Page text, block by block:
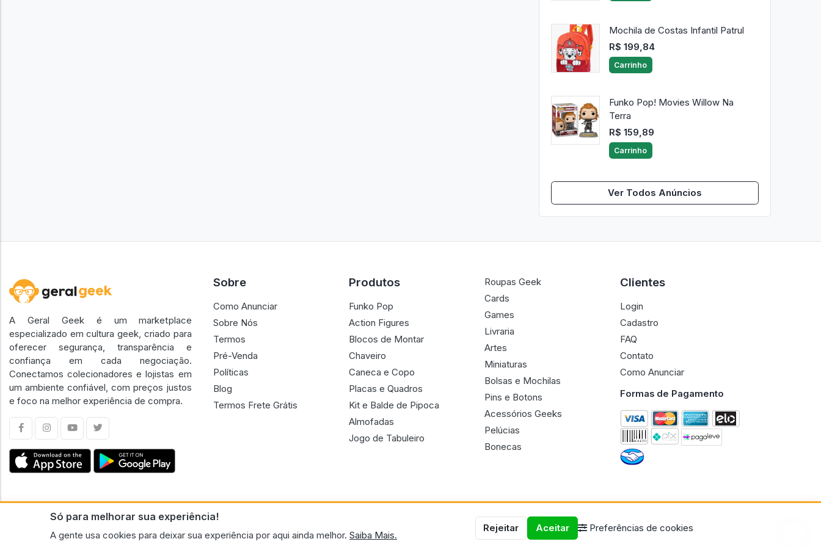
Mochila de Costas Infantil Patrul
R$ 199,84
Carrinho
Funko Pop! Movies Willow Na
Terra
R$ 159,89
Carrinho
Ver Todos Anúncios
Só para melhorar sua experiência!
A gente usa cookies para deixar sua experiência por aqui ainda melhor. Saiba Mais.
Rejeitar Aceitar Preferências de cookies
A Geral Geek é um marketplace
especializado em cultura geek, criado para
oferecer segurança, transparência e
confiança em cada negociação.
Conectamos colecionadores e lojistas em
um ambiente confiável, com preços justos
e foco na melhor experiência de compra.
Sobre
Como Anunciar
Sobre Nós
Termos
Pré-Venda
Políticas
Blog
Termos Frete Grátis
Produtos
Funko Pop
Action Figures
Blocos de Montar
Chaveiro
Caneca e Copo
Placas e Quadros
Kit e Balde de Pipoca
Almofadas
Jogo de Tabuleiro
Roupas Geek
Cards
Games
Livraria
Artes
Miniaturas
Bolsas e Mochilas
Pins e Botons
Acessórios Geeks
Pelúcias
Bonecas
Clientes
Login
Cadastro
FAQ
Contato
Como Anunciar
Formas de Pagamento
CNPJ n.º 30.220.458/0001-17 - GERAL GEEK PORTAL ELETRONICO LTDA.